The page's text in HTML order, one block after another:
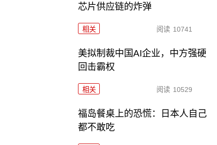
芯片供应链的炸弹
相关 阅读 10741
美拟制裁中国AI企业，中方强硬
回击霸权
相关 阅读 10529
福岛餐桌上的恐慌：日本人自己
都不敢吃